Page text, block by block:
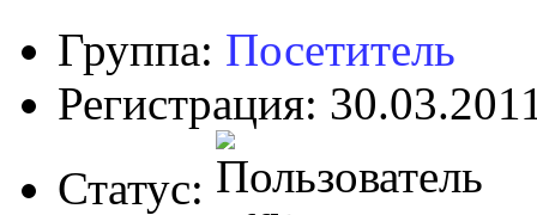
Группа: Посетитель
Регистрация:
Статус: